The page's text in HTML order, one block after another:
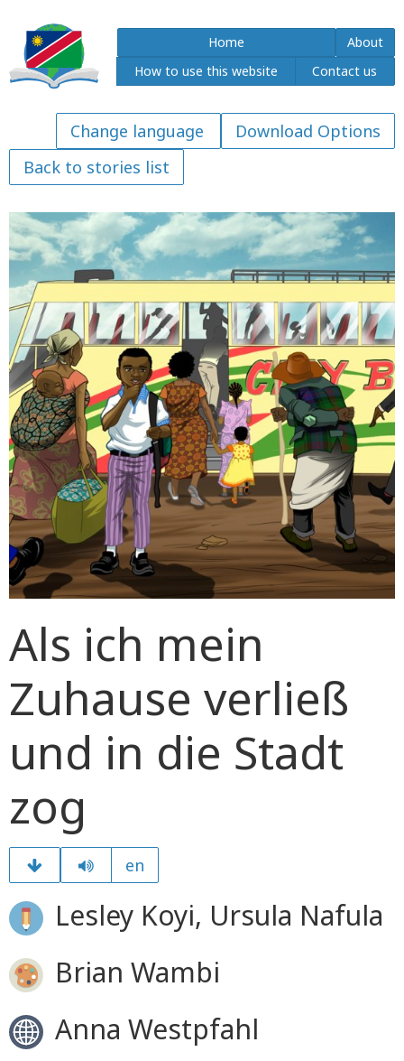
Home
About
How to use this website
Contact us
Download Options
Back to stories list
Als ich mein
Zuhause verließ
und in die Stadt
zog
en
Lesley Koyi, Ursula Nafula
Brian Wambi
Anna Westpfahl